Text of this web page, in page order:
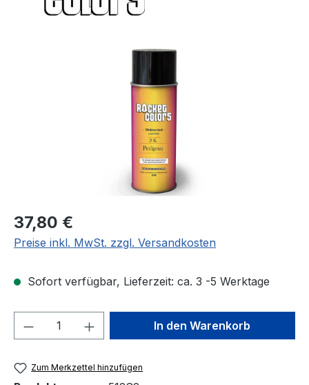
Bildergalerie überspringen
Regulärer Preis:
37,80 €
Preise inkl. MwSt. zzgl. Versandkosten
Sofort verfügbar, Lieferzeit: ca. 3 -5 Werktage
Produkt Anzahl: Gib denIn den Warenkorb
Zum Merkzettel hinzufügen